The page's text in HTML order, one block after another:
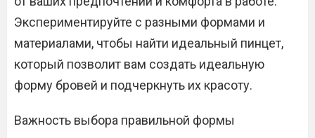
Экспериментируйте с разными формами и
материалами, чтобы найти идеальный пинцет,
который позволит вам создать идеальную
форму бровей и подчеркнуть их красоту.
Важность выбора правильной формы